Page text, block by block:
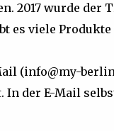
2017 wurde der
es viele
(info@my-
der E-Mail